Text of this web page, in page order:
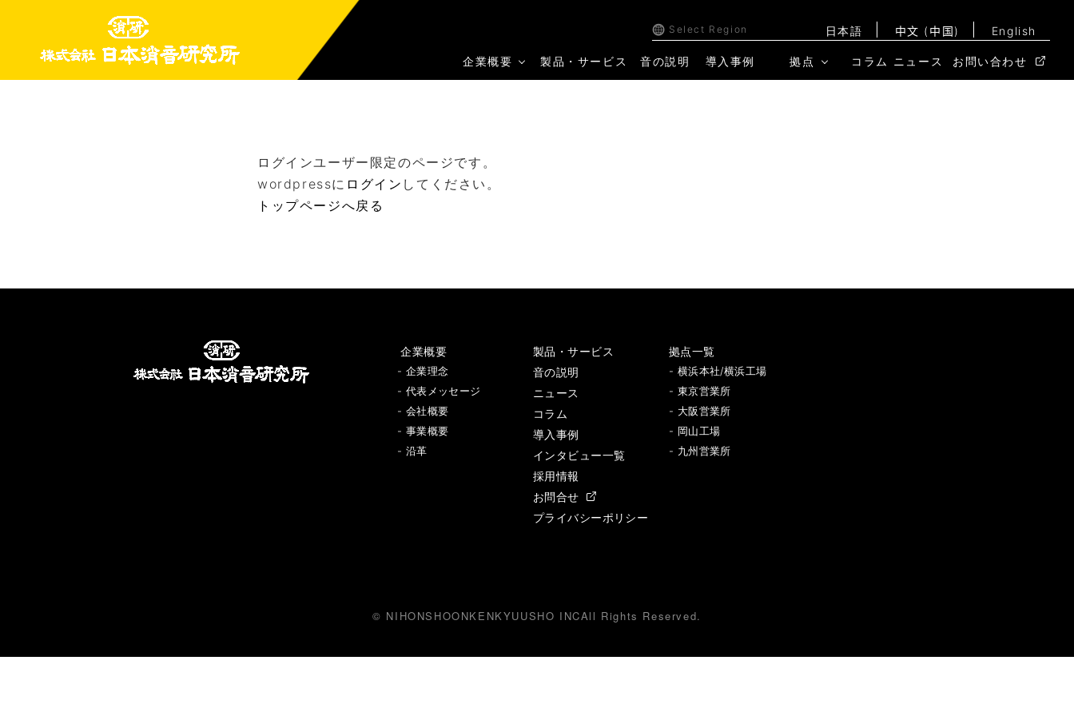
Select Region 日本語 中文 (中国) English
企業概要 製品・サービス 音の説明 導入事例 拠点 コラム ニュース お問い合わせ
ログインユーザー限定のページです。
wordpressに ログイン してください。
トップページへ戻る
企業概要
- 企業理念
- 代表メッセージ
- 会社概要
- 事業概要
- 沿革
製品・サービス
音の説明
ニュース
コラム
導入事例
インタビュー一覧
採用情報
お問合せ
プライバシーポリシー
拠点一覧
- 横浜本社/横浜工場
- 東京営業所
- 大阪営業所
- 岡山工場
- 九州営業所
© NIHONSHOONKENKYUUSHO INCAll Rights Reserved.